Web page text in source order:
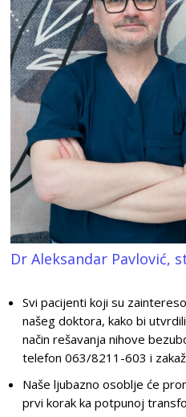
Dr Aleksandar Pavlović,
Svi pacijenti koji su
našeg doktora, kako bi
način rešavanja nihove
telefon 063/8211-603 i
Naše ljubazno osoblje će
prvi korak ka potpunoj